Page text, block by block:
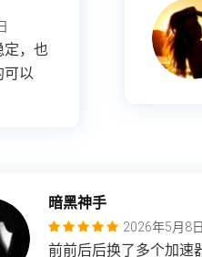
定，也
可以
暗黑神手
2026年5月8日
前前后后换了多个加速